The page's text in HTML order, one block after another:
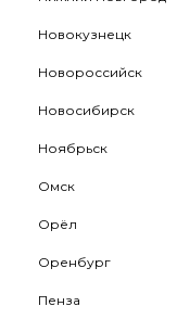
Новокузнецк
Новороссийск
Новосибирск
Ноябрьск
Омск
Орёл
Оренбург
Пенза